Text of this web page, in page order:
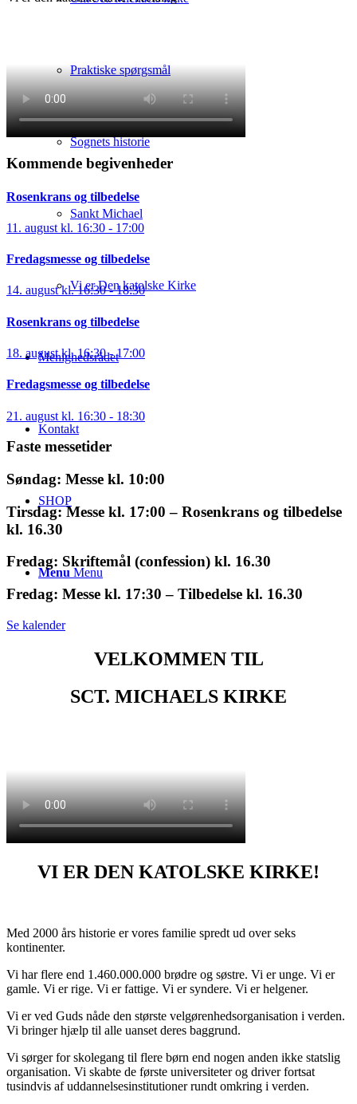
Praktiske spørgsmål
Sognets historie
Sankt Michael
Vi er Den katolske Kirke
Menighedsrådet
Kontakt
SHOP
Menu Menu
Kommende begivenheder
Rosenkrans og tilbedelse
11. august kl. 16:30 - 17:00
Fredagsmesse og tilbedelse
14. august kl. 16:30-18:30
Rosenkrans og tilbedelse
18. august kl. 16:30-17:00
Fredagsmesse og tilbedelse
21. august kl. 16:30 - 18:30
Faste messetider
Søndag: Messe kl. 10:00
Tirsdag: Messe kl. 17:00 – Rosenkrans og tilbedelse
kl. 16.30
Fredag: Skriftemål (confession) kl. 16.30
Fredag: Messe kl. 17:30 – Tilbedelse kl. 16.30
Se kalender
VELKOMMEN TIL
SCT. MICHAELS KIRKE
VI ER DEN KATOLSKE KIRKE!
Med 2000 års historie er vores familie spredt ud over seks
kontinenter.
Vi har flere end 1.460.000.000 brødre og søstre. Vi er unge. Vi er
gamle. Vi er rige. Vi er fattige. Vi er syndere. Vi er helgener.
Vi er ved Guds nåde den største velgørenhedsorganisation i verden.
Vi bringer hjælp til alle uanset deres baggrund.
Vi sørger for skolegang til flere børn end nogen anden ikke statslig
organisation. Vi skabte de første universiteter og driver fortsat
tusindvis af uddannelsesinstitutioner rundt omkring i verden.